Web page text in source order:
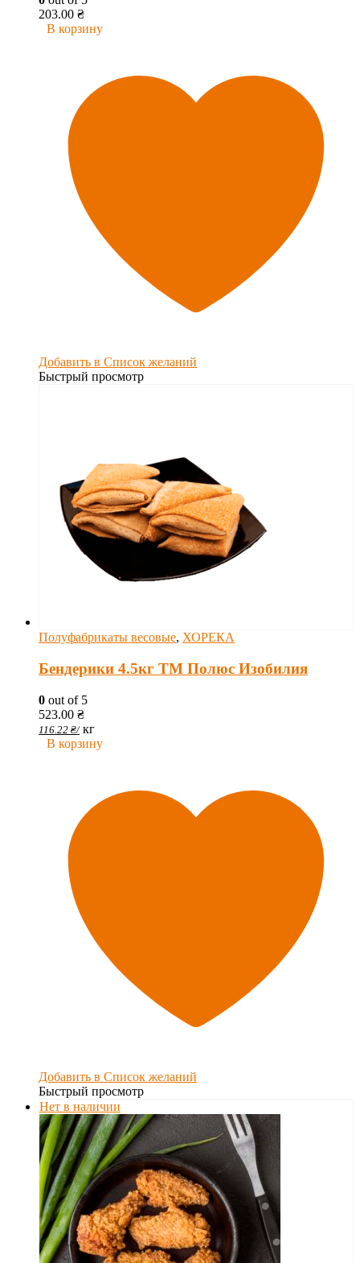
203.00 ₴
В корзину
Добавить в Список желаний
Быстрый просмотр
Полуфабрикаты весовые, ХОРЕКА
Бендерики 4.5кг ТМ Полюс Изобилия
0 out of 5
523.00 ₴
116.22 ₴/ кг
В корзину
Добавить в Список желаний
Быстрый просмотр
Нет в наличии